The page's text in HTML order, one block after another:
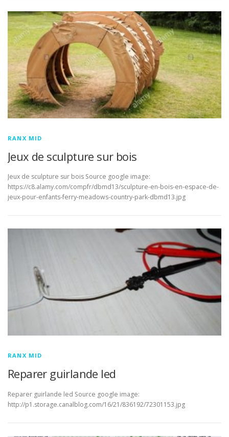
RANX MID
Jeux de sculpture sur bois
Jeux de sculpture sur bois Source google image:
https://c8.alamy.com/compfr/dbmd13/sculpture-en-bois-en-espace-de-
jeux-pour-enfants-ferry-meadows-country-park-dbmd13.jpg
RANX MID
Reparer guirlande led
Reparer guirlande led Source google image:
http://p1.storage.canalblog.com/16/21/836192/72301153.jpg